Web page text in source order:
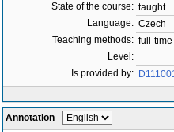
State of the course: taught
Language: Czech
Teaching methods: full-time
Level:
Is provided by:
Annotation -